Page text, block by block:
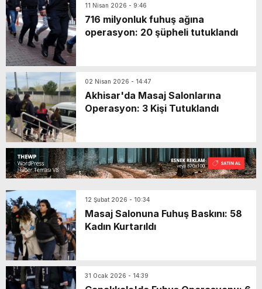
11 Nisan 2026 - 9:46
716 milyonluk fuhuş ağına
operasyon: 20 şüpheli tutuklandı
02 Nisan 2026 - 14:47
Akhisar'da Masaj Salonlarına
Operasyon: 3 Kişi Tutuklandı
12 Şubat 2026 - 10:34
Masaj Salonuna Fuhuş Baskını: 58
Kadın Kurtarıldı
31 Ocak 2026 - 14:39